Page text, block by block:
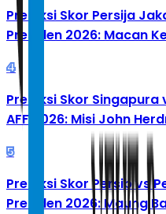
Prediksi Skor Persija
Presiden 2026: Macan
4
Prediksi Skor Singapura
AFF 2026: Misi John
5
Prediksi Skor Persib vs
Presiden 2026: Maung